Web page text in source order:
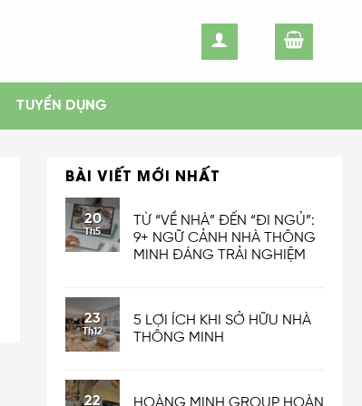
TUYỂN DỤNG
BÀI VIẾT MỚI NHẤT
20
Th5
TỪ “VỀ NHÀ” ĐẾN “ĐI NGỦ”:
9+ NGỮ CẢNH NHÀ THÔNG
MINH ĐÁNG TRẢI NGHIỆM
23
Th12
5 LỢI ÍCH KHI SỞ HỮU NHÀ
THÔNG MINH
22
HOÀNG MINH GROUP HOÀN